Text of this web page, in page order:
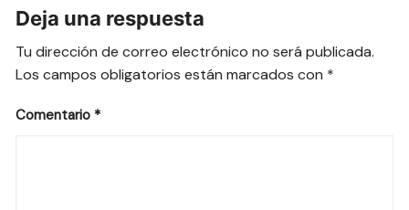
Deja una respuesta
Tu dirección de correo electrónico no será publicada.
Los campos obligatorios están marcados con *
Comentario *